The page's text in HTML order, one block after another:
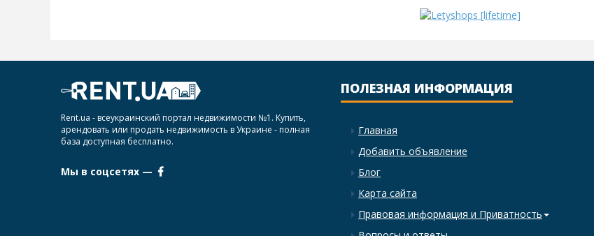
Rent.ua - всеукраинский портал недвижимости №1. Купить,
арендовать или продать недвижимость в Украине - полная
база доступная бесплатно.
Мы в соцсетях —
ПОЛЕЗНАЯ ИНФОРМАЦИЯ
Главная
Добавить объявление
Блог
Карта сайта
Правовая информация и Приватность